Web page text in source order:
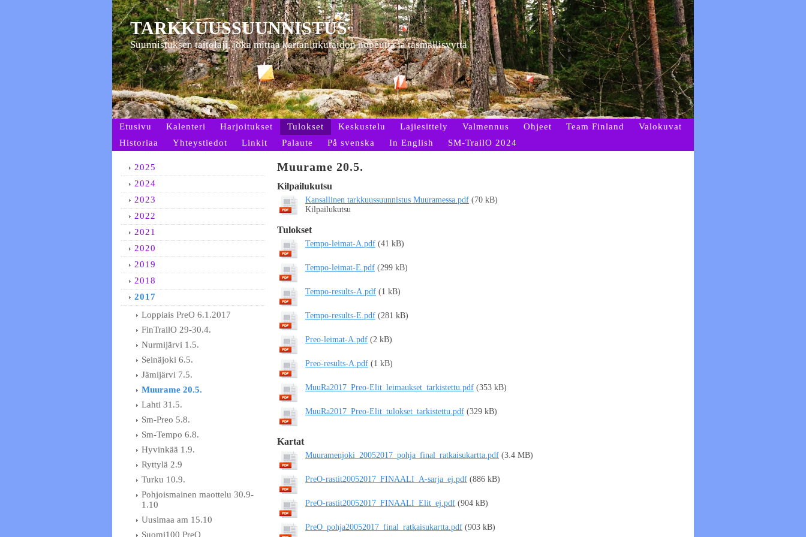
TARKKUUSSUUNNISTUS
Suunnistuksen taitolaji, joka mittaa kartanlukutaidon nopeutta ja täsmällisyyttä
Etusivu Kalenteri Harjoitukset Tulokset Keskustelu Lajiesittely Valmennus Ohjeet Team Finland
Valokuvat
Historiaa
Yhteystiedot Linkit Palaute På svenska In English SM-TrailO 2024
Muurame 20.5.
Kilpailukutsu
Kansallinen tarkkuussuunnistus Muuramessa.pdf (70 kB)
Kilpailukutsu
Tulokset
Tempo-leimat-A.pdf (41 kB)
Tempo-leimat-E.pdf (299 kB)
Tempo-results-A.pdf (1 kB)
Tempo-results-E.pdf (281 kB)
Preo-leimat-A.pdf (2 kB)
Preo-results-A.pdf (1 kB)
MuuRa2017_Preo-Elit_leimaukset_tarkistettu.pdf (353 kB)
MuuRa2017_Preo-Elit_tulokset_tarkistettu.pdf (329 kB)
Kartat
Muuramenjoki_20052017_pohja_final_ratkaisukartta.pdf (3.4 MB)
PreO-rastit20052017_FINAALI_A-sarja_ej.pdf (886 kB)
PreO-rastit20052017_FINAALI_Elit_ej.pdf (904 kB)
PreO_pohja20052017_final_ratkaisukartta.pdf (903 kB)
2025
2024
2023
2022
2021
2020
2019
2018
2017
Loppiais PreO 6.1.2017
FinTrailO 29-30.4.
Nurmijärvi 1.5.
Seinäjoki 6.5.
Jämijärvi 7.5.
Muurame 20.5.
Lahti 31.5.
Sm-Preo 5.8.
Sm-Tempo 6.8.
Hyvinkää 1.9.
Ryttylä 2.9
Turku 10.9.
Pohjoismainen maottelu 30.9-
1.10
Uusimaa am 15.10
Suomi100 PreO